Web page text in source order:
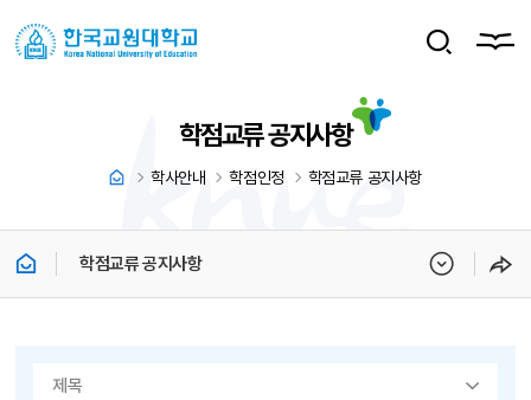
학점교류 공지사항
학사안내 학점인정 학점교류 공지사항
학점교류 공지사항